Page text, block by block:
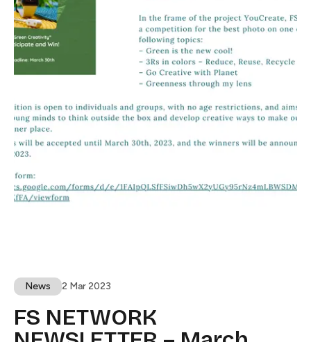
News​​​​‌ ‍ ​‍​‍‌‍ ‌ ​‍‌‍‍‌‌‍‌ ‌‍‍‌‌‍ ‍​‍​‍​ ‍‍​‍​‍‌ ​ ‌‍​‌‌‍ ‍‌‍‍‌‌ ‌​‌ ‍‌​‍ ‍‌‍‍‌‌‍ ​‍​‍​‍ ​​‍​‍‌‍‍​‌ ​‍‌‍‌‌‌‍‌‍​‍​‍​ ‍‍​‍​‍​‍ ‌ ​ ‌ ‌​‌ ‌‌‌‍‌​‌‍‍‌‌‍ ​‍ ‌‍‍‌‌‍ ‍‌ ‌​‌‍‌‌‌‍ ‍‌ ‌​​‍ ‌‍‌‌‌‍‌​‌‍‍‌‌ ‌​​‍ ‌‍ ‌‌‍ ‌‍‌​‌‍‌‌​ ‌‌ ​​‌ ​‍‌‍‌‌‌ ​ ‌‍‌‌‌‍ ‍‌ ‌​‌‍​‌‌ ‌​‌‍‍‌‌‍ ‌‍ ‍​ ‍ ‌‍‍‌‌‍‌​​ ‌‌‍​‌​ ‍‌​ ‍‌​ ‌​‌‍‌‌‌‍​‌​ ​‌​ ‌‍​‍ ‌‌‍​‍‌‍​ ‌‍‌‌‌‍‌‌​‍ ‌​ ‌​​ ​​‌‍‌​​ ​ ​‍ ‌‌‍​‌​ ‌‍​ ​‍‌‍‌​​‍ ‌​ ‌ ‌‍‌‍‌‍​‌​ ‌​‌‍‌​​ ‌ ​ ‌‍​ ‌‌‌‍​ ​ ‌‌​ ‌​​ ​‌​ ‍ ‌ ‌​‌ ‍‌‌ ​​‌‍‌‌​ ‌‌‍ ‍‌‍‌‌‌ ‌ ‌ ​ ‌​​ ‌‍​‌‌ ‌​‌‍‌‌‌‍‌ ‌‍ ‌ ​‍‌ ‍‌​ ‍ ‌ ​​‌‍​‌‌ ‌​‌‍‍​​ ‌‌‍ ‍‌‍​‌‌‍ ‌‌‍‌‌​ ‌‍​‍‌‍​‌‌ ​ ‌‍‌‌‌‌‌‌‌ ​‍‌‍ ​​ ‌​‍‌‌​ ​‍‌​‌‍‌ ​ ‌ ‌​‌ ‌‌‌‍‌​‌‍‍‌‌‍ ​‍‌‍‌‍‍‌‌‍‌​​ ‌‌‍​‌​ ‍‌​ ‍‌​ ‌​‌‍‌‌‌‍​‌​ ​‌​ ‌‍​‍ ‌‌‍​‍‌‍​ ‌‍‌‌‌‍‌‌​‍ ‌​ ‌​​ ​​‌‍‌​​ ​ ​‍ ‌‌‍​‌​ ‌‍​ ​‍‌‍‌​​‍ ‌​ ‌ ‌‍‌‍‌‍​‌​ ‌​‌‍‌​​ ‌ ​ ‌‍​ ‌‌‌‍​ ​ ‌‌​ ‌​​ ​‌​‍‌‍‌ ‌​‌ ‍‌‌ ​​‌‍‌‌​ ‌‌‍ ‍‌‍‌‌‌ ‌ ‌ ​ ‌​​ ‌‍​‌‌ ‌​‌‍‌‌‌‍‌ ‌‍ ‌ ​‍‌ ‍‌​‍‌‍‌ ​​‌‍​‌‌ ‌​‌‍‍​​ ‌‌‍ ‍‌‍​‌‌‍ ‌‌‍‌‌​‍‌‍‌ ​​‌‍‌‌‌ ​‍‌ ​ ‌ ​​‌‍‌‌‌‍​ ‌ ‌​‌‍‍‌‌ ‌‍‌‍‌‌​ ‌‌ ​​‌ ‌‌‌‍​‍‌‍ ​‌‍‍‌‌ ​ ‌‍‍​‌‍‌‌‌‍‌​​‍​‍‌ ‌ 2 Mar 2023
FS NETWORK